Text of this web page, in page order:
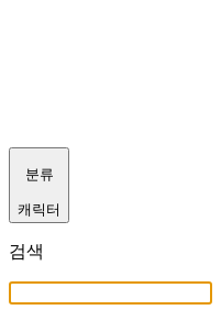
분류
캐릭터
검색